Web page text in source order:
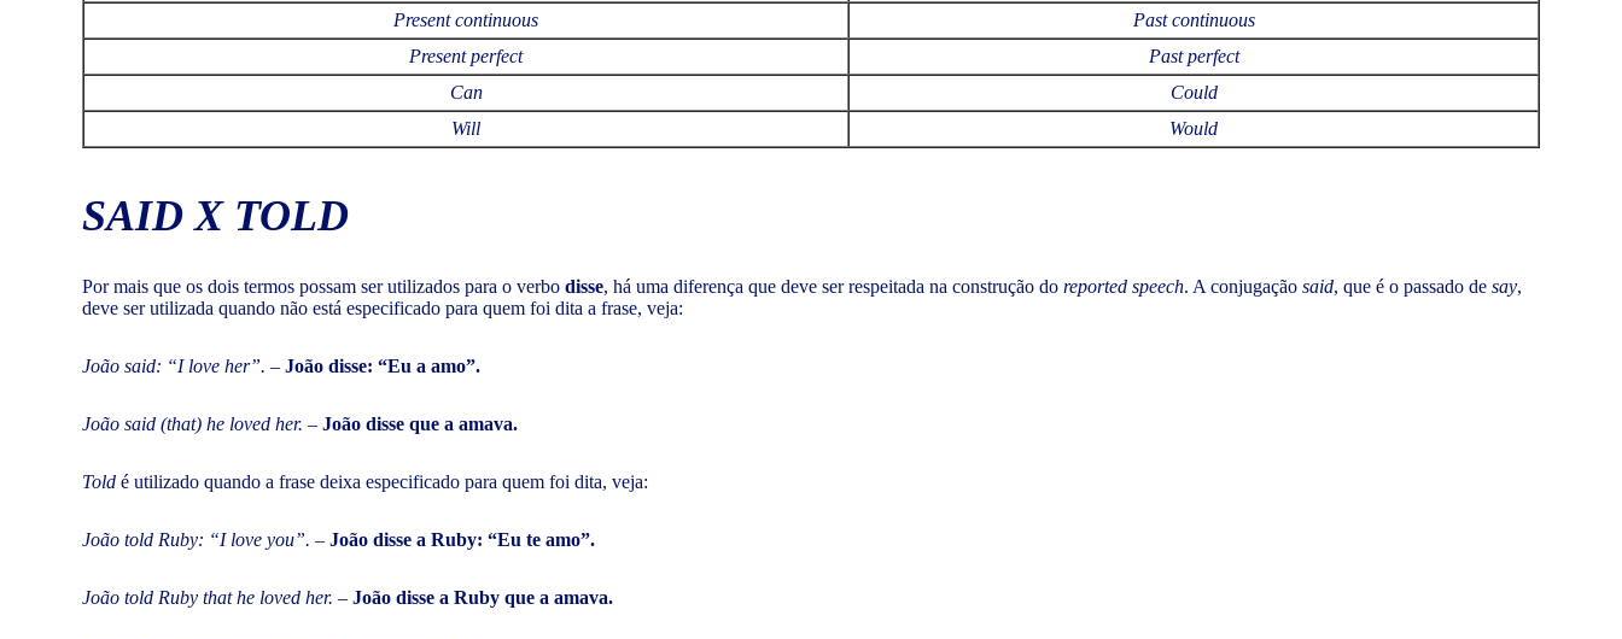
Present continuous
Past continuous
Present perfect
Past perfect
Can
Could
Will
Would
SAID X TOLD
Por mais que os dois termos possam ser utilizados para o verbo disse, há uma diferença que deve ser respeitada na construção do reported speech. A conjugação said, que é o passado de say,
deve ser utilizada quando não está especificado para quem foi dita a frase, veja:
João said: “I love her”. – João disse: “Eu a amo”.
João said (that) he loved her. – João disse que a amava.
Told é utilizado quando a frase deixa especificado para quem foi dita, veja:
João told Ruby: “I love you”. – João disse a Ruby: “Eu te amo”.
João told Ruby that he loved her. – João disse a Ruby que a amava.